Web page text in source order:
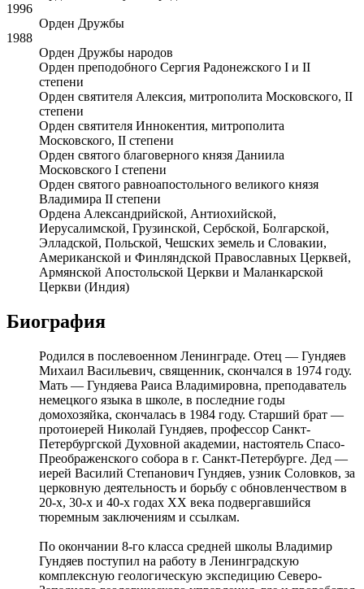
1996
Орден Дружбы
1988
Орден Дружбы народов
Орден преподобного Сергия Радонежского I и II
степени
Орден святителя Алексия, митрополита Московского, II
степени
Орден святителя Иннокентия, митрополита
Московского, II степени
Орден святого благоверного князя Даниила
Московского I степени
Орден святого равноапостольного великого князя
Владимира II степени
Ордена Александрийской, Антиохийской,
Иерусалимской, Грузинской, Сербской, Болгарской,
Элладской, Польской, Чешских земель и Словакии,
Американской и Финляндской Православных Церквей,
Армянской Апостольской Церкви и Маланкарской
Церкви (Индия)
Биография
Родился в послевоенном Ленинграде. Отец — Гундяев
Михаил Васильевич, священник, скончался в 1974 году.
Мать — Гундяева Раиса Владимировна, преподаватель
немецкого языка в школе, в последние годы
домохозяйка, скончалась в 1984 году. Старший брат —
протоиерей Николай Гундяев, профессор Санкт-
Петербургской Духовной академии, настоятель Спасо-
Преображенского собора в г. Санкт-Петербурге. Дед —
иерей Василий Степанович Гундяев, узник Соловков, за
церковную деятельность и борьбу с обновленчеством в
20-х, 30-х и 40-х годах ХХ века подвергавшийся
тюремным заключениям и ссылкам.
По окончании 8-го класса средней школы Владимир
Гундяев поступил на работу в Ленинградскую
комплексную геологическую экспедицию Северо-